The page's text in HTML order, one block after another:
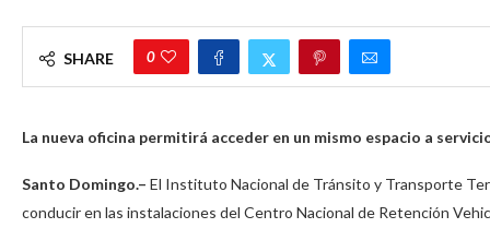
SHARE 0
La nueva oficina permitirá acceder en un mismo espacio a
Santo Domingo.– El Instituto Nacional de Tránsito y Transporte
conducir en las instalaciones del Centro Nacional de Retención